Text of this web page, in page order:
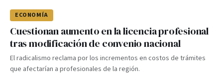
ECONOMÍA
Cuestionan aumento en la licencia profesional
tras modificación de convenio nacional
El radicalismo reclama por los incrementos en costos de trámites
que afectarían a profesionales de la región.